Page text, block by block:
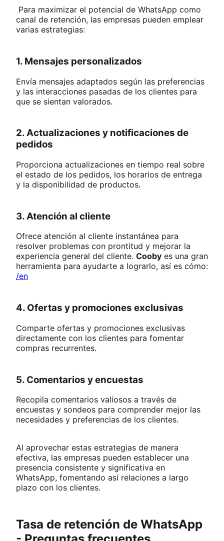
Para maximizar el potencial de WhatsApp como
canal de retención, las empresas pueden emplear
varias estrategias:
1. Mensajes personalizados
Envía mensajes adaptados según las preferencias
y las interacciones pasadas de los clientes para
que se sientan valorados.
2. Actualizaciones y notificaciones de
pedidos
Proporciona actualizaciones en tiempo real sobre
el estado de los pedidos, los horarios de entrega
y la disponibilidad de productos.
3. Atención al cliente
Ofrece atención al cliente instantánea para
resolver problemas con prontitud y mejorar la
experiencia general del cliente. Cooby es una gran
herramienta para ayudarte a lograrlo, así es cómo:
/en
4. Ofertas y promociones exclusivas
Comparte ofertas y promociones exclusivas
directamente con los clientes para fomentar
compras recurrentes.
5. Comentarios y encuestas
Recopila comentarios valiosos a través de
encuestas y sondeos para comprender mejor las
necesidades y preferencias de los clientes.
Al aprovechar estas estrategias de manera
efectiva, las empresas pueden establecer una
presencia consistente y significativa en
WhatsApp, fomentando así relaciones a largo
plazo con los clientes.
Tasa de retención de WhatsApp